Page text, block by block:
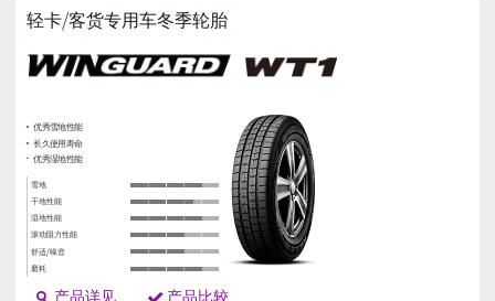
耐久性强
长久使用寿命
干地性能
湿地性能
滚动阻力
舒适/噪音
轻卡/客货专用车冬季轮胎
产品详见 产品比较